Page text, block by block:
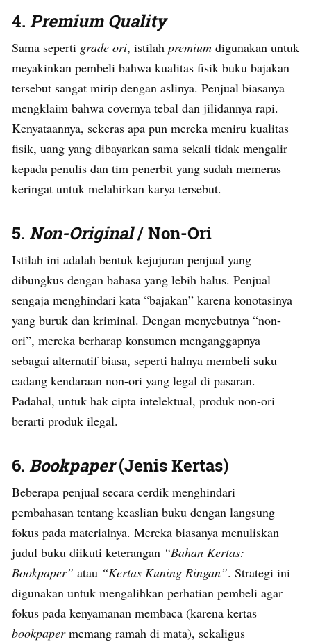
4. Premium Quality
Sama seperti grade ori, istilah premium digunakan untuk
meyakinkan pembeli bahwa kualitas fisik buku bajakan
tersebut sangat mirip dengan aslinya. Penjual biasanya
mengklaim bahwa covernya tebal dan jilidannya rapi.
Kenyataannya, sekeras apa pun mereka meniru kualitas
fisik, uang yang dibayarkan sama sekali tidak mengalir
kepada penulis dan tim penerbit yang sudah memeras
keringat untuk melahirkan karya tersebut.
5. Non-Original/ Non-Ori
Istilah ini adalah bentuk kejujuran penjual yang
dibungkus dengan bahasa yang lebih halus. Penjual
sengaja menghindari kata “bajakan” karena konotasinya
yang buruk dan kriminal. Dengan menyebutnya “non-
ori”, mereka berharap konsumen menganggapnya
sebagai alternatif biasa, seperti halnya membeli suku
cadang kendaraan non-ori yang legal di pasaran.
Padahal, untuk hak cipta intelektual, produk non-ori
berarti produk ilegal.
6. Bookpaper(Jenis Kertas)
Beberapa penjual secara cerdik menghindari
pembahasan tentang keaslian buku dengan langsung
fokus pada materialnya. Mereka biasanya menuliskan
judul buku diikuti keterangan “Bahan Kertas:
Bookpaper” atau “Kertas Kuning Ringan”. Strategi ini
digunakan untuk mengalihkan perhatian pembeli agar
fokus pada kenyamanan membaca (karena kertas
bookpapermemang ramah di mata), sekaligus